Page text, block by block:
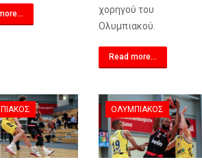
χορηγού του
Ολυμπιακού.
Read more...
ΟΛΥΜΠΙΑΚΌΣ